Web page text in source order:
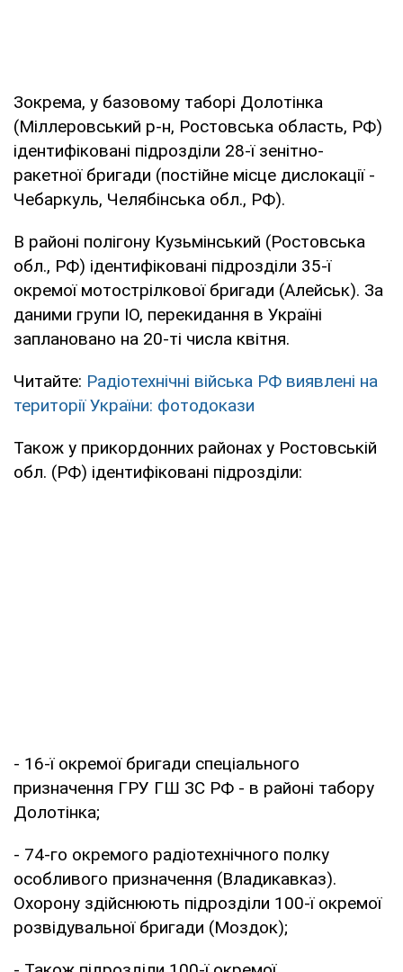
Зокрема, у базовому таборі Долотінка
(Міллеровський р-н, Ростовська область, РФ)
ідентифіковані підрозділи 28-ї зенітно-
ракетної бригади (постійне місце дислокації -
Чебаркуль, Челябінська обл., РФ).
В районі полігону Кузьмінський (Ростовська
обл., РФ) ідентифіковані підрозділи 35-ї
окремої мотострілкової бригади (Алейськ). За
даними групи ІО, перекидання в Україні
заплановано на 20-ті числа квітня.
Читайте: Радіотехнічні війська РФ виявлені на
території України: фотодокази
Також у прикордонних районах у Ростовській
обл. (РФ) ідентифіковані підрозділи:
- 16-ї окремої бригади спеціального
призначення ГРУ ГШ ЗС РФ - в районі табору
Долотінка;
- 74-го окремого радіотехнічного полку
особливого призначення (Владикавказ).
Охорону здійснюють підрозділи 100-ї окремої
розвідувальної бригади (Моздок);